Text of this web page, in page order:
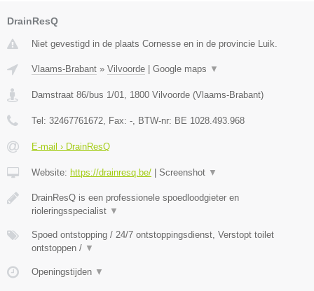
DrainResQ
Niet gevestigd in de plaats Cornesse en in de provincie Luik.
Vlaams-Brabant » Vilvoorde | Google maps ▼
Damstraat 86/bus 1/01 1800 Vilvoorde (Vlaams-Brabant)
Tel: 32467761672 , Fax: - , BTW-nr: BE 1028.493.968
E-mail › DrainResQ
Website: https://drainresq.be/ | Screenshot ▼
DrainResQ is een professionele spoedloodgieter en
rioleringsspecialist ▼
Spoed ontstopping / 24/7 ontstoppingsdienst, Verstopt toilet
ontstoppen / ▼
Openingstijden ▼